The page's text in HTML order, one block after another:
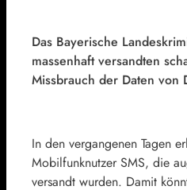
Das Bayerische
massenhaft versandten
Missbrauch der Daten von
In den vergangenen Tagen
Mobilfunknutzer SMS, die
versandt wurden. Damit